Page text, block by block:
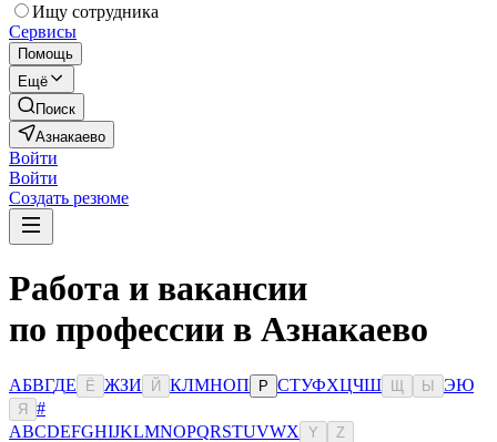
Ищу сотрудника
Сервисы
Помощь
Ещё
Поиск
Азнакаево
Войти
Войти
Создать резюме
Работа и вакансии
по профессии в Азнакаево
АБВГДЕ Ё ЖЗИ Й КЛМНОП Р СТУФХЦЧШ Ы ЭЮ
Я
#
ABCDEFGHIJKLMNOPQRSTUVWX Y Z